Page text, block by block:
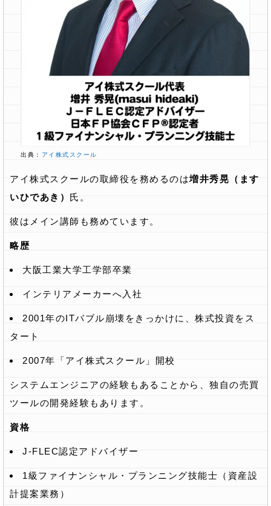
出典： アイ株式スクール
アイ株式スクールの取締役を務めるのは増井秀晃（ます
いひであき） 氏。
彼はメイン講師も務めています。
略歴
大阪工業大学工学部卒業
インテリアメーカーへ入社
2001年のITバブル崩壊をきっかけに、株式投資をス
タート
2007年「アイ株式スクール」開校
システムエンジニアの経験もあることから、独自の売買
ツールの開発経験もあります。
資格
J-FLEC認定アドバイザー
1級ファイナンシャル・プランニング技能士（資産設
計提案業務）